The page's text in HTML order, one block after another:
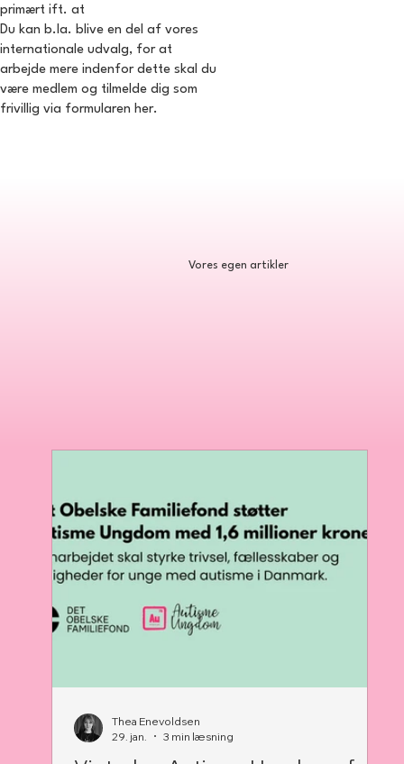
primært ift. at
Du kan b.la. blive en del af vores
internationale udvalg, for at
arbejde mere indenfor dette skal du
være medlem og tilmelde dig som
frivillig via formularen her.
Vores egen artikler
Thea Enevoldsen
29. jan.
3 min læsning